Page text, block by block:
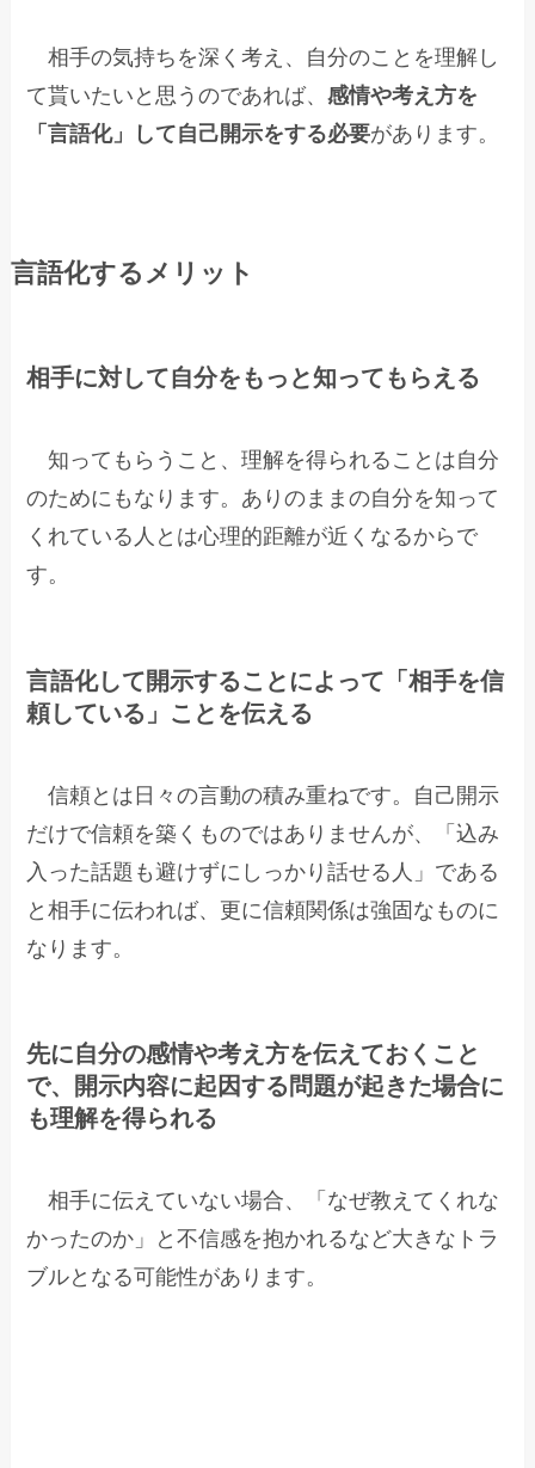
相手の気持ちを深く考え、自分のことを理解し
て貰いたいと思うのであれば、感情や考え方を
「言語化」して自己開示をする必要があります。
言語化するメリット
相手に対して自分をもっと知ってもらえる
知ってもらうこと、理解を得られることは自分
のためにもなります。ありのままの自分を知って
くれている人とは心理的距離が近くなるからで
す。
言語化して開示することによって「相手を信
頼している」ことを伝える
信頼とは日々の言動の積み重ねです。自己開示
だけで信頼を築くものではありませんが、「込み
入った話題も避けずにしっかり話せる人」である
と相手に伝われば、更に信頼関係は強固なものに
なります。
先に自分の感情や考え方を伝えておくこと
で、開示内容に起因する問題が起きた場合に
も理解を得られる
相手に伝えていない場合、「なぜ教えてくれな
かったのか」と不信感を抱かれるなど大きなトラ
ブルとなる可能性があります。